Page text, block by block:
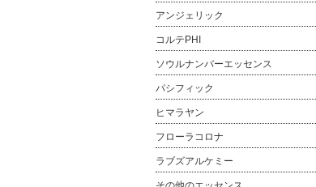
アンジェリック
コルテPHI
ソウルナンバーエッセンス
パシフィック
ヒマラヤン
フローラコロナ
ラブズアルケミー